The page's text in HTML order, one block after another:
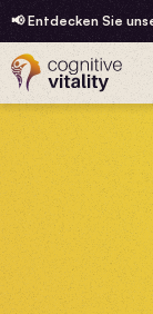
📢 Entdecken Sie